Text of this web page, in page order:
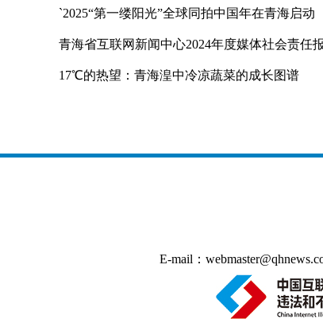
`2025“第一缕阳光”全球同拍中国年在青海启动
青海省互联网新闻中心2024年度媒体社会责任
17℃的热望：青海湟中冷凉蔬菜的成长图谱
E-mail：